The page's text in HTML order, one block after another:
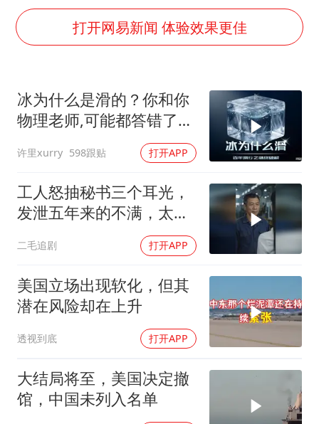
国乒男单横滨冠军赛全军覆没
38岁演员求职万岁山NPC成功
日本试射“战斧”导弹，国防部回应
胡彦斌韩磊 谁帮谁
“今天得有40℃了吧 为啥还不预警”
夯实基础开新局
打开网易新闻 体验效果更佳
冰为什么是滑的？你和你
物理老师,可能都答错了
许里xurry 598跟贴 打开APP
工人怒抽秘书三个耳光，
发泄五年来的不满，太解
二毛追剧 打开APP
美国立场出现软化，但其
潜在风险却在上升
透视到底 打开APP
大结局将至，美国决定撤
馆，中国未列入名单